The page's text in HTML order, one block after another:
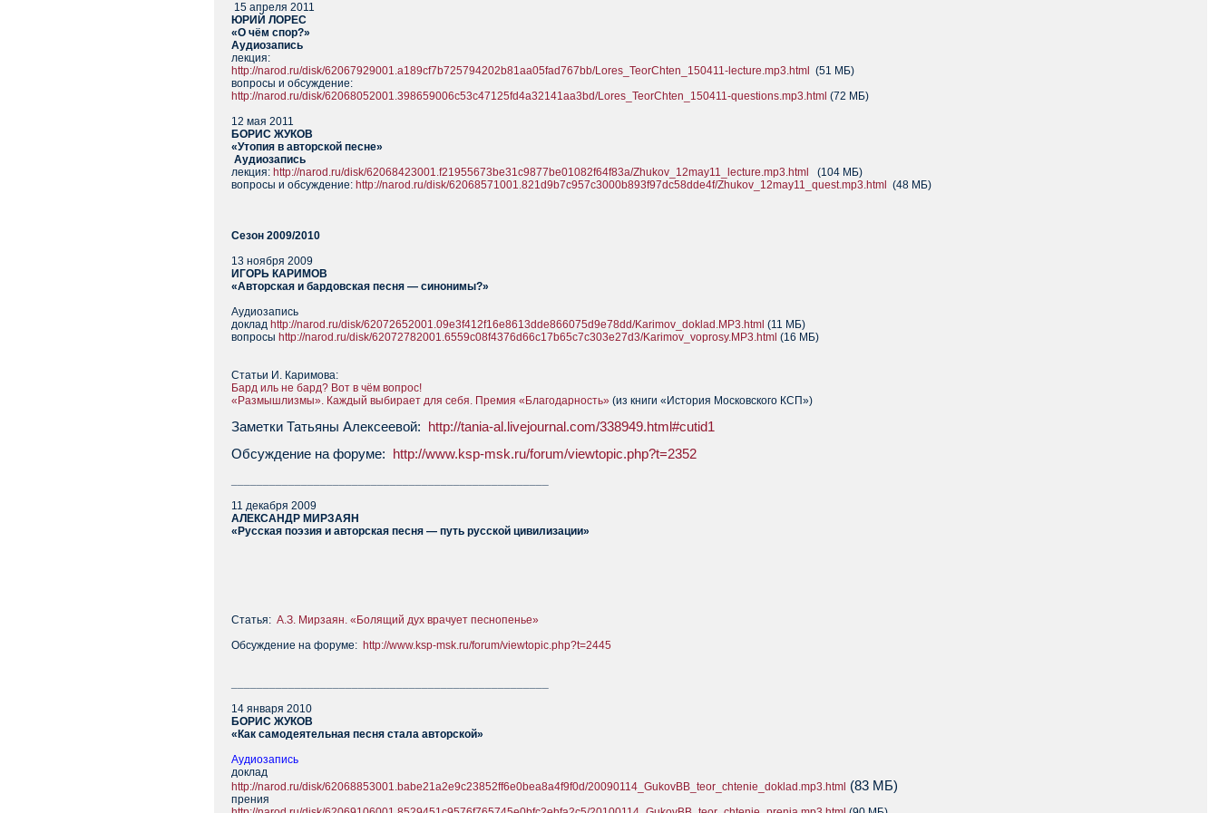
15 апреля 2011
ЮРИЙ ЛОРЕС
«О чём спор?»
Аудиозапись
лекция:
http://narod.ru/disk/62067929001.a189cf7b725794202b81aa05fad767bb/Lores_TeorChten_150411-lecture.mp3.html
(51 МБ)
вопросы и обсуждение:
http://narod.ru/disk/62068052001.398659006c53c47125fd4a32141aa3bd/Lores_TeorChten_150411-questions.mp3.html (72 МБ)
12 мая 2011
БОРИС ЖУКОВ
«Утопия в авторской песне»
Аудиозапись
лекция: http://narod.ru/disk/62068423001.f21955673be31c9877be01082f64f83a/Zhukov_12may11_lecture.mp3.html
(104 МБ)
вопросы и обсуждение: http://narod.ru/disk/62068571001.821d9b7c957c3000b893f97dc58dde4f/Zhukov_12may11_quest.mp3.html (48 МБ)
Сезон 2009/2010
13 ноября 2009
ИГОРЬ КАРИМОВ
«Авторская и бардовская песня — синонимы?»
Аудиозапись
доклад http://narod.ru/disk/62072652001.09e3f412f16e8613dde866075d9e78dd/Karimov_doklad.MP3.html (11 МБ)
вопросы http://narod.ru/disk/62072782001.6559c08f4376d66c17b65c7c303e27d3/Karimov_voprosy.MP3.html (16 МБ)
Статьи И. Каримова:
Бард иль не бард? Вот в чём вопрос!
«Размышлизмы». Каждый выбирает для себя. Премия «Благодарность»(из книги «История Московского КСП»)
Заметки Татьяны Алексеевой:
http://tania-al.livejournal.com/338949.html#cutid1
Обсуждение на форуме:
http://www.ksp-msk.ru/forum/viewtopic.php?t=2352
11 декабря 2009
АЛЕКСАНДР МИРЗАЯН
«Русская поэзия и авторская песня — путь русской цивилизации»
Статья: А.З. Мирзаян. «Болящий дух врачует песнопенье»
Обсуждение на форуме: http://www.ksp-msk.ru/forum/viewtopic.php?t=2445
14 января 2010
БОРИС ЖУКОВ
«Как самодеятельная песня стала авторской»
Аудиозапись
доклад
http://narod.ru/disk/62068853001.babe21a2e9c23852ff6e0bea8a4f9f0d/20090114_GukovBB_teor_chtenie_doklad.mp3.html (83 МБ)
прения